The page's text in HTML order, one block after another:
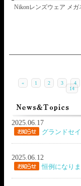
Nikonレンズウェア メ
« 1 2 3 4
14
2025.06.17
グランドセ
2025.06.12
恒例になり